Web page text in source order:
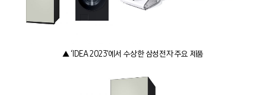
▲ ‘IDEA 2023’에서 수상한 삼성전자 주요 제품